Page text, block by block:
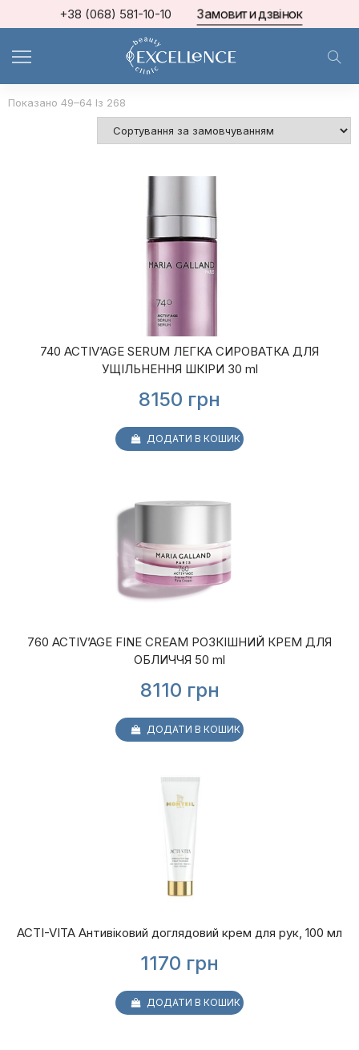
+38 (068) 581-10-10 Замовити дзвінок
Професійна косметика Excellence Clinic
Показано 49–64 Із 268
ДОДАТИ В КОШИК
740 ACTIV’AGE SERUM ЛЕГКА СИРОВАТКА ДЛЯ
УЩІЛЬНЕННЯ ШКІРИ 30 ml
8150 грн
ДОДАТИ В КОШИК
760 ACTIV’AGE FINE CREAM РОЗКІШНИЙ КРЕМ ДЛЯ
ОБЛИЧЧЯ 50 ml
8110 грн
ДОДАТИ В КОШИК
ACTI-VITA Антивіковий доглядовий крем для рук, 100 мл
1170 грн